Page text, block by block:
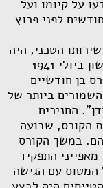
על קיומו ועל
לפני פרוץ
הטכני, היה
מהראשונים שנבחרו לקורס המטילנים הראשון ביולי 1941
בן חודשיים
ביותר של
החניכים
הקורס, שבועה
במשך הקורס
הפצצה של 150 פצצות. מאפייני התפקיד
המטוס עם הגישה